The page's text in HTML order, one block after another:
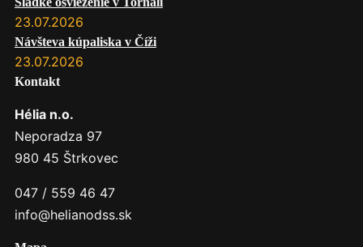
23.07.2026
Návšteva kúpaliska v Číži
23.07.2026
Kontakt
Hélia n.o.
Neporadza 97
980 45 Štrkovec
047 / 559 46 47
info@helianodss.sk